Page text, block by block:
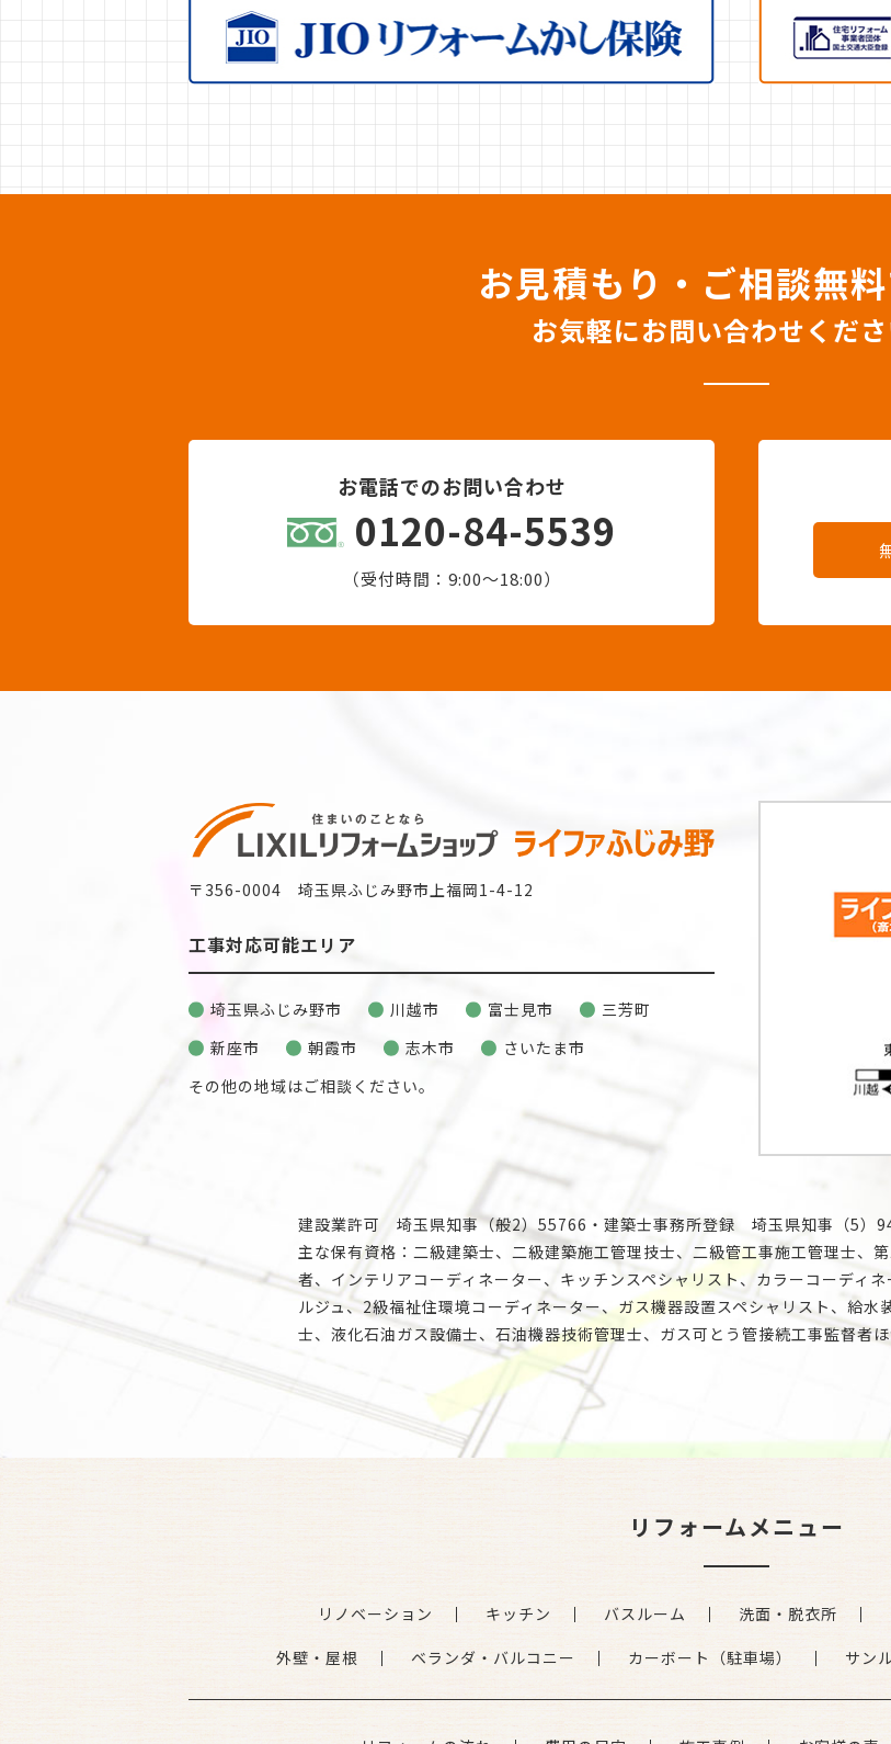
お見積もり・ご相談無料
お気軽にお問い合わせくださ
お電話でのお問い合わせ
0120-84-5539
（受付時間：9:00〜18:00）
〒356-0004 埼玉県ふじみ野市上福岡1-4-12
工事対応可能エリア
埼玉県ふじみ野市 川越市 富士見市
三芳町
新座市
朝霞市 志木市
さいたま市
その他の地域はご相談ください。
建設業許可 埼玉県知事（般2）55766・建築士事務所登録 埼玉県知事（5）
主な保有資格：二級建築士、二級建築施工管理技士、二級管工事施工管理士、
者、インテリアコーディネーター、キッチンスペシャリスト、カラーコーディ
ルジュ、2級福祉住環境コーディネーター、ガス機器設置スペシャリスト、給水
士、液化石油ガス設備士、石油機器技術管理士、ガス可とう管接続工事監督者
リフォームメニュー
リノベーション キッチン バスルーム 洗面・脱衣所
外壁・屋根
ベランダ・バルコニー カーボート（駐車場） サン